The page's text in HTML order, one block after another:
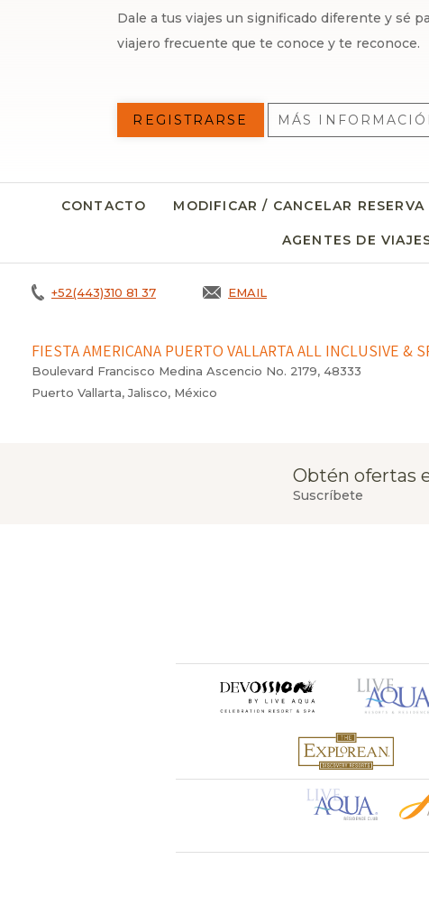
Dale a tus viajes un significado diferente y sé
viajero frecuente que te conoce y te reconoce.
REGISTRARSE MÁS
CONTACTO MODIFICAR / CANCELAR RESERVA
AGENTES DE
+52(443)310 81 37 EMAIL
FIESTA AMERICANA PUERTO VALLARTA ALL INCLUSIVE &
Boulevard Francisco Medina Ascencio No. 2179, 48333
Puerto Vallarta, Jalisco, México
Obtén ofertas
Suscríbete